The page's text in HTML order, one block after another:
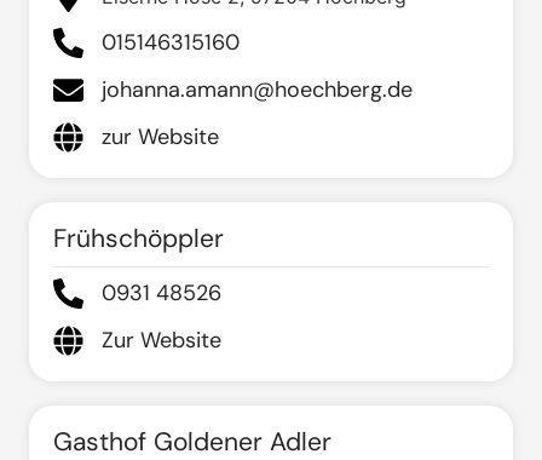
015146315160
johanna.amann@hoechberg.de
zur Website
Frühschöppler
0931 48526
Zur Website
Gasthof Goldener Adler